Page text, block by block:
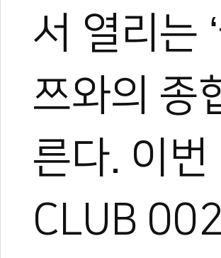
서 열리는
쯔와의 종
른다. 이
CLUB
#윤형빈 #밴쯔 #격투기 #유튜브채널